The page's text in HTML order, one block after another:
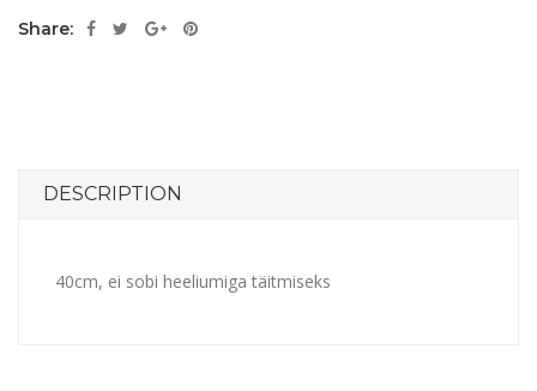
Share:
DESCRIPTION
40cm, ei sobi heeliumiga täitmiseks